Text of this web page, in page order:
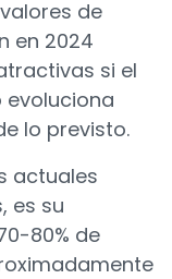
de
en 2024
si el
lo previsto.
actuales
es su
80% de